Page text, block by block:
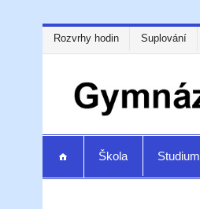
Rozvrhy hodin Suplování
Škola Studium